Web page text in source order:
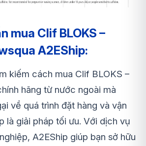
mua Clif BLOKS –
A2EShip:
kiếm cách mua Clif BLOKS –
hãng từ nước ngoài mà
về quá trình đặt hàng và vận
là giải pháp tối ưu. Với dịch vụ
A2EShip giúp bạn sở hữu